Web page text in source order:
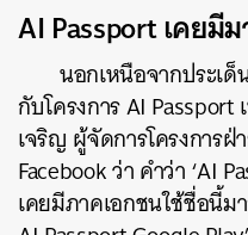
AI Passport เคยมี
นอกเหนือจากประเด็
กับโครงการ AI
เจริญ ผู้จัดการโครงการ
Facebook ว่า คำว่า ‘AI
เคยมีภาคเอกชนใช้ชื่อนี้ม